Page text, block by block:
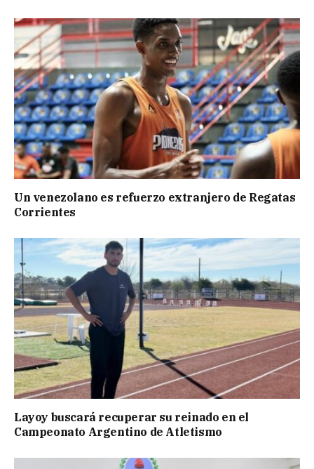
Un venezolano es refuerzo extranjero de Regatas
Corrientes
Layoy buscará recuperar su reinado en el
Campeonato Argentino de Atletismo